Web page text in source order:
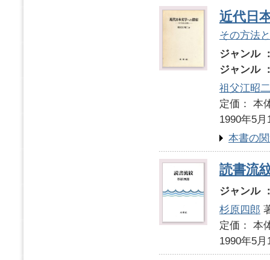
近代日
その方法
ジャンル
ジャンル
祖父江昭二
定価：
1990年5月
本書の
読書流
ジャンル
杉原四郎
定価：
1990年5月